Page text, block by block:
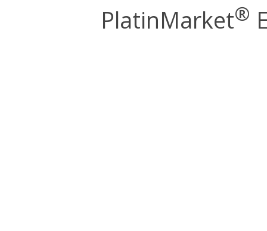
PlatinMarket®